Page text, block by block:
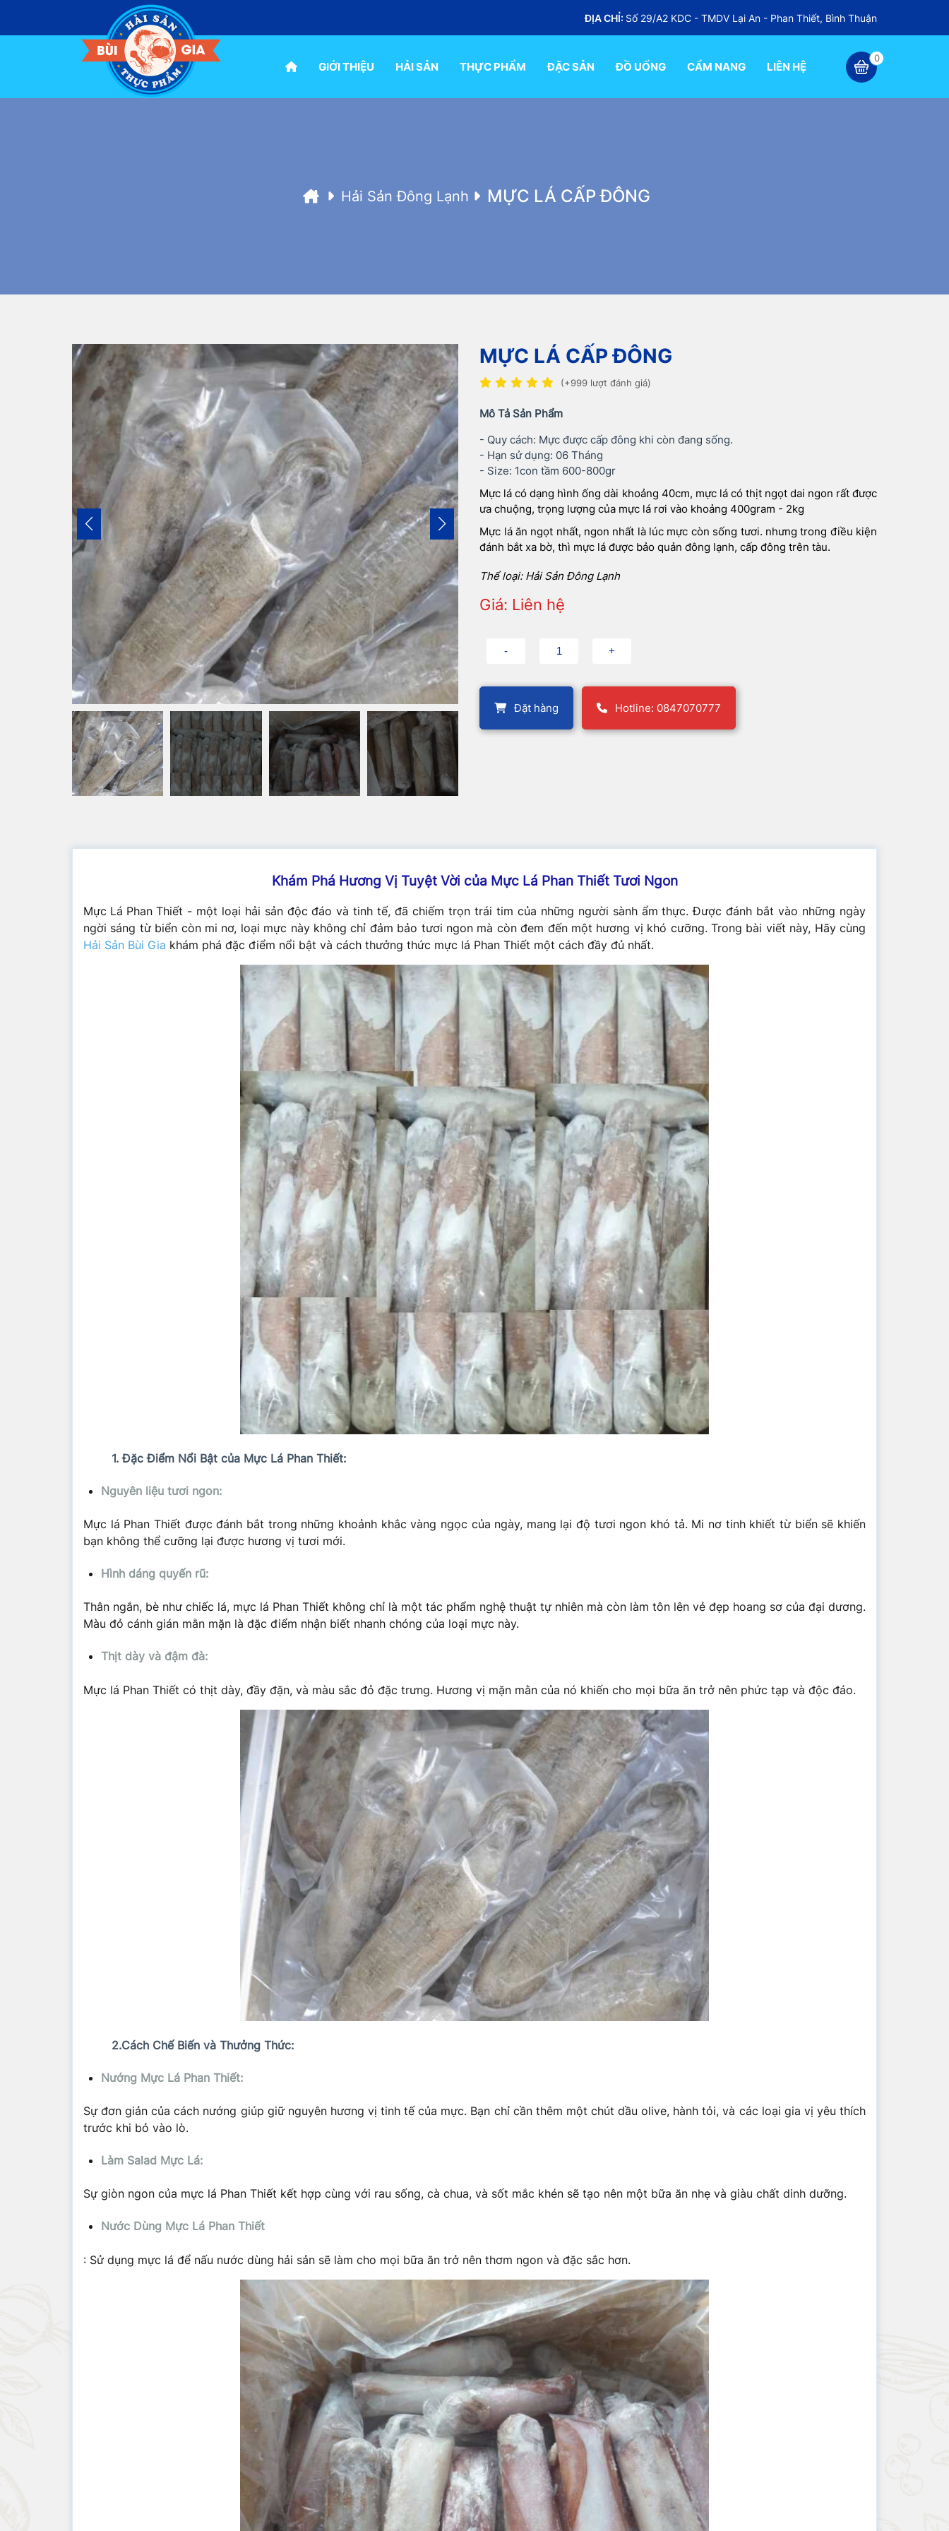
ĐỊA CHỈ: Số 29/A2 KDC - TMDV Lại An - Phan Thiết, Bình Thuận
GIỚI THIỆU HẢI SẢN THỰC PHẨM ĐẶC SẢN ĐỒ UỐNG CẨM NANG LIÊN HỆ
0
Hải Sản Đông Lạnh MỰC LÁ CẤP ĐÔNG
MỰC LÁ CẤP ĐÔNG
(+999 lượt đánh giá)
Mô Tả Sản Phẩm
- Quy cách: Mực được cấp đông khi còn đang sống.
- Hạn sử dụng: 06 Tháng
- Size: 1con tầm 600-800gr
Mực lá có dạng hình ống dài khoảng 40cm, mực lá có thịt ngọt dai ngon rất được
ưa chuộng, trọng lượng của mực lá rơi vào khoảng 400gram - 2kg
Mực lá ăn ngọt nhất, ngon nhất là lúc mực còn sống tươi. nhưng trong điều kiện
đánh bắt xa bờ, thì mực lá được bảo quản đông lạnh, cấp đông trên tàu.
Thể loại: Hải Sản Đông Lạnh
Giá: Liên hệ
Đặt hàng Hotline: 0847070777
Khám Phá Hương Vị Tuyệt Vời của Mực Lá Phan Thiết Tươi Ngon
Mực Lá Phan Thiết - một loại hải sản độc đáo và tinh tế, đã chiếm trọn trái tim của những người sành ẩm thực. Được đánh bắt vào những ngày
ngời sáng từ biển còn mi nơ, loại mực này không chỉ đảm bảo tươi ngon mà còn đem đến một hương vị khó cưỡng. Trong bài viết này, Hãy cùng
Hải Sản Bùi Gia khám phá đặc điểm nổi bật và cách thưởng thức mực lá Phan Thiết một cách đầy đủ nhất.
1. Đặc Điểm Nổi Bật của Mực Lá Phan Thiết:
Nguyên liệu tươi ngon:
Mực lá Phan Thiết được đánh bắt trong những khoảnh khắc vàng ngọc của ngày, mang lại độ tươi ngon khó tả. Mi nơ tinh khiết từ biển sẽ khiến
bạn không thể cưỡng lại được hương vị tươi mới.
Hình dáng quyến rũ:
Thân ngắn, bè như chiếc lá, mực lá Phan Thiết không chỉ là một tác phẩm nghệ thuật tự nhiên mà còn làm tôn lên vẻ đẹp hoang sơ của đại dương.
Màu đỏ cánh gián mằn mặn là đặc điểm nhận biết nhanh chóng của loại mực này.
Thịt dày và đậm đà:
Mực lá Phan Thiết có thịt dày, đầy đặn, và màu sắc đỏ đặc trưng. Hương vị mặn mằn của nó khiến cho mọi bữa ăn trở nên phức tạp và độc đáo.
2.Cách Chế Biến và Thưởng Thức:
Nướng Mực Lá Phan Thiết:
Sự đơn giản của cách nướng giúp giữ nguyên hương vị tinh tế của mực. Bạn chỉ cần thêm một chút dầu olive, hành tỏi, và các loại gia vị yêu thích
trước khi bỏ vào lò.
Làm Salad Mực Lá:
Sự giòn ngon của mực lá Phan Thiết kết hợp cùng với rau sống, cà chua, và sốt mắc khén sẽ tạo nên một bữa ăn nhẹ và giàu chất dinh dưỡng.
Nước Dùng Mực Lá Phan Thiết
: Sử dụng mực lá để nấu nước dùng hải sản sẽ làm cho mọi bữa ăn trở nên thơm ngon và đặc sắc hơn.